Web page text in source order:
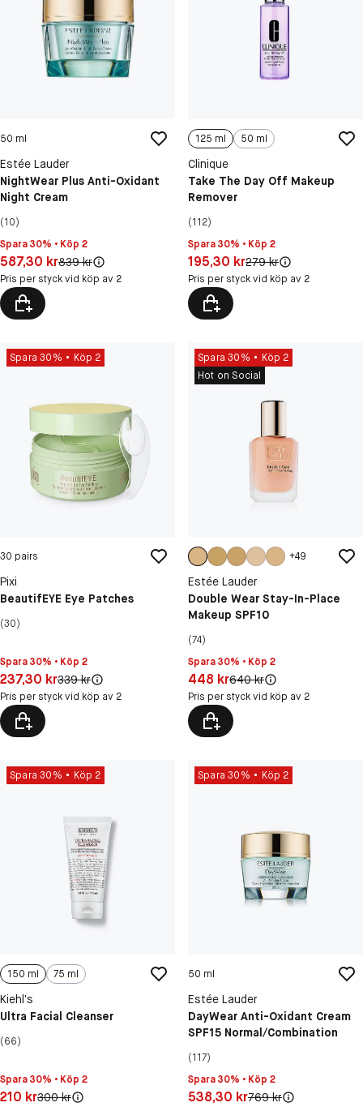
50 ml
Estée Lauder
NightWear Plus Anti-Oxidant
Night Cream
(10)
Spara 30% • Köp 2
Pris: 587,30 kr
587,30 krOriginal pris:
839 kr
Pris per styck vid köp av 2
125 ml 50 ml
Clinique
Take The Day Off Makeup
Remover
(112)
Spara 30% • Köp 2
Pris: 195,30 kr
195,30 krOriginal pris:
279 kr
Pris per styck vid köp av 2
Spara 30% Köp 2
30 pairs
Pixi
BeautifEYE Eye Patches
(30)
Spara 30% • Köp 2
Pris: 237,30 kr
237,30 krOriginal pris:
339 kr
Pris per styck vid köp av 2
Spara 30%
Köp 2
Hot on Social
+49
Estée Lauder
Double Wear Stay-In-Place
Makeup SPF10
(74)
Spara 30% • Köp 2
Pris: 448 kr
448 krOriginal pris:
640 kr
Pris per styck vid köp av 2
Spara 30% Köp 2
150 ml 75 ml
Kiehl’s
Ultra Facial Cleanser
(66)
Spara 30% • Köp 2
Pris: 210 kr
210 krOriginal pris:
300 kr
Spara 30% Köp 2
50 ml
Estée Lauder
DayWear Anti-Oxidant Cream
SPF15 Normal/Combination
(117)
Spara 30% • Köp 2
Pris: 538,30 kr
538,30 krOriginal pris:
769 kr